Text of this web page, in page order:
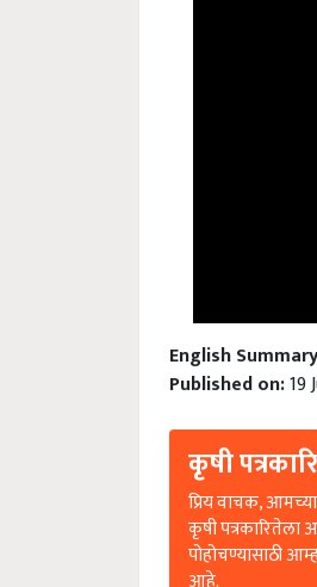
English
Published on:19
कृषी
प्रिय वाचक,
कृषी
पोहोचण्यासाठी
आहे.